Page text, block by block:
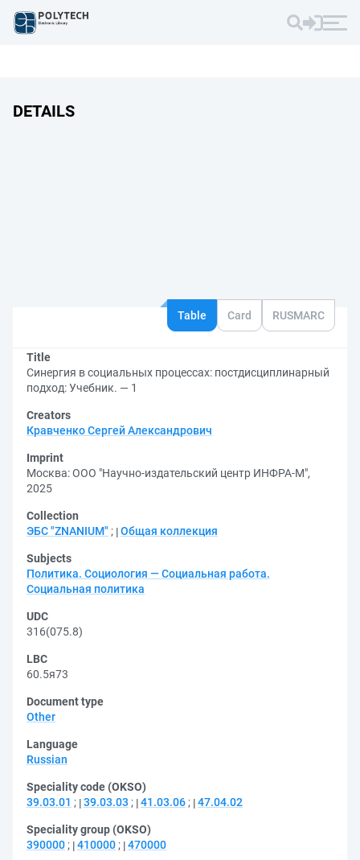
DETAILS
Table Card RUSMARC
Title
Синергия в социальных процессах: постдисциплинарный
подход: Учебник. — 1
Creators
Кравченко Сергей Александрович
Imprint
Москва: ООО "Научно-издательский центр ИНФРА-М",
2025
Collection
ЭБС "ZNANIUM" ; Общая коллекция
Subjects
Политика. Социология — Социальная работа.
Социальная политика
UDC
316(075.8)
LBC
60.5я73
Document type
Other
Language
Russian
Speciality code (OKSO)
39.03.01 ; 39.03.03 ; 41.03.06 ; 47.04.02
Speciality group (OKSO)
390000 ; 410000 ; 470000